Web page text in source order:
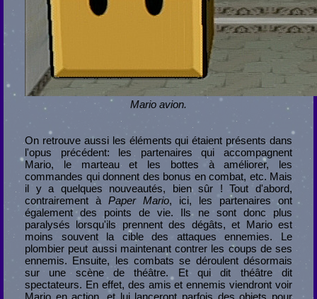
Mario avion.
On retrouve aussi les éléments qui étaient présents dans
l'opus précédent: les partenaires qui accompagnent
Mario, le marteau et les bottes à améliorer, les
commandes qui donnent des bonus en combat, etc. Mais
il y a quelques nouveautés, bien sûr ! Tout d'abord,
contrairement à Paper Mario, ici, les partenaires ont
également des points de vie. Ils ne sont donc plus
paralysés lorsqu'ils prennent des dégâts, et Mario est
moins souvent la cible des attaques ennemies. Le
plombier peut aussi maintenant contrer les coups de ses
ennemis. Ensuite, les combats se déroulent désormais
sur une scène de théâtre. Et qui dit théâtre dit
spectateurs. En effet, des amis et ennemis viendront voir